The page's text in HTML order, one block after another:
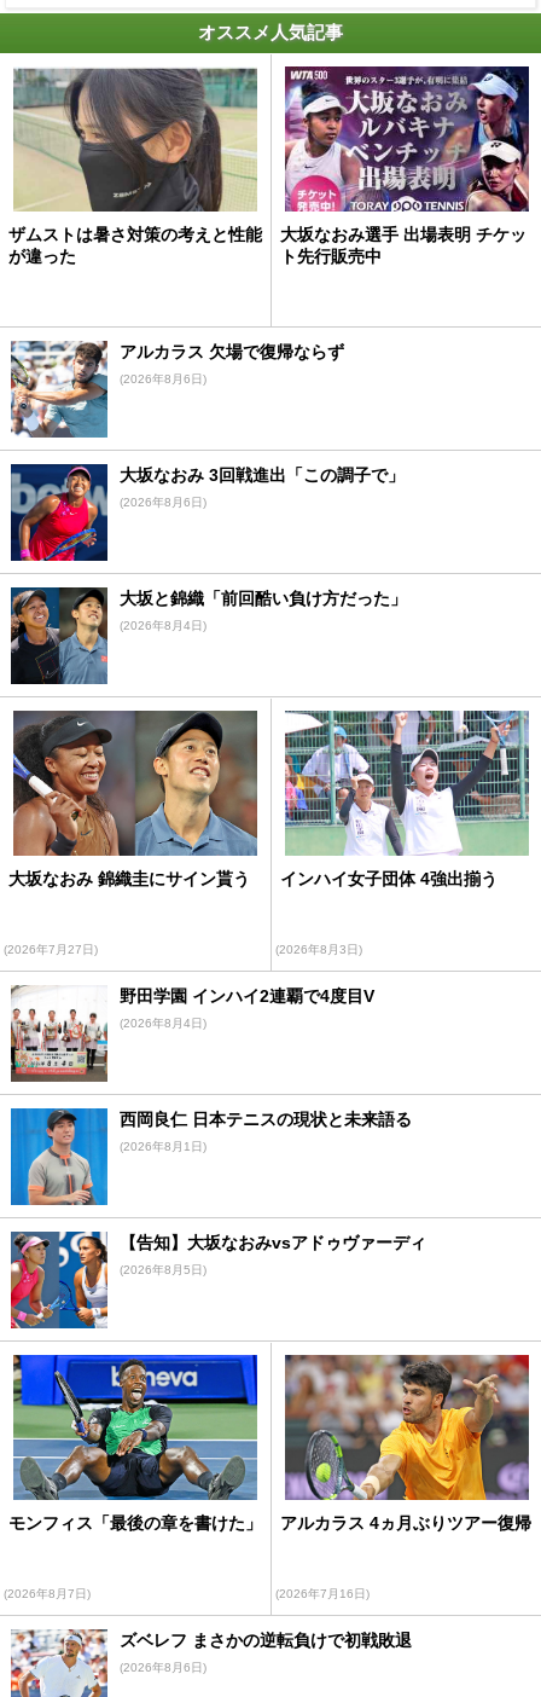
オススメ人気記事
ザムストは暑さ対策の考えと性能
が違った
大坂なおみ選手 出場表明 チケッ
ト先行販売中
アルカラス 欠場で復帰ならず
(2026年8月6日)
大坂なおみ 3回戦進出「この調子で」
(2026年8月6日)
大坂と錦織「前回酷い負け方だった」
(2026年8月4日)
大坂なおみ 錦織圭にサイン貰う
(2026年7月27日)
インハイ女子団体 4強出揃う
(2026年8月3日)
野田学園 インハイ2連覇で4度目V
(2026年8月4日)
西岡良仁 日本テニスの現状と未来語る
(2026年8月1日)
【告知】大坂なおみvsアドゥヴァーディ
(2026年8月5日)
モンフィス「最後の章を書けた」
(2026年8月7日)
アルカラス 4ヵ月ぶりツアー復帰
(2026年7月16日)
ズベレフ まさかの逆転負けで初戦敗退
(2026年8月6日)